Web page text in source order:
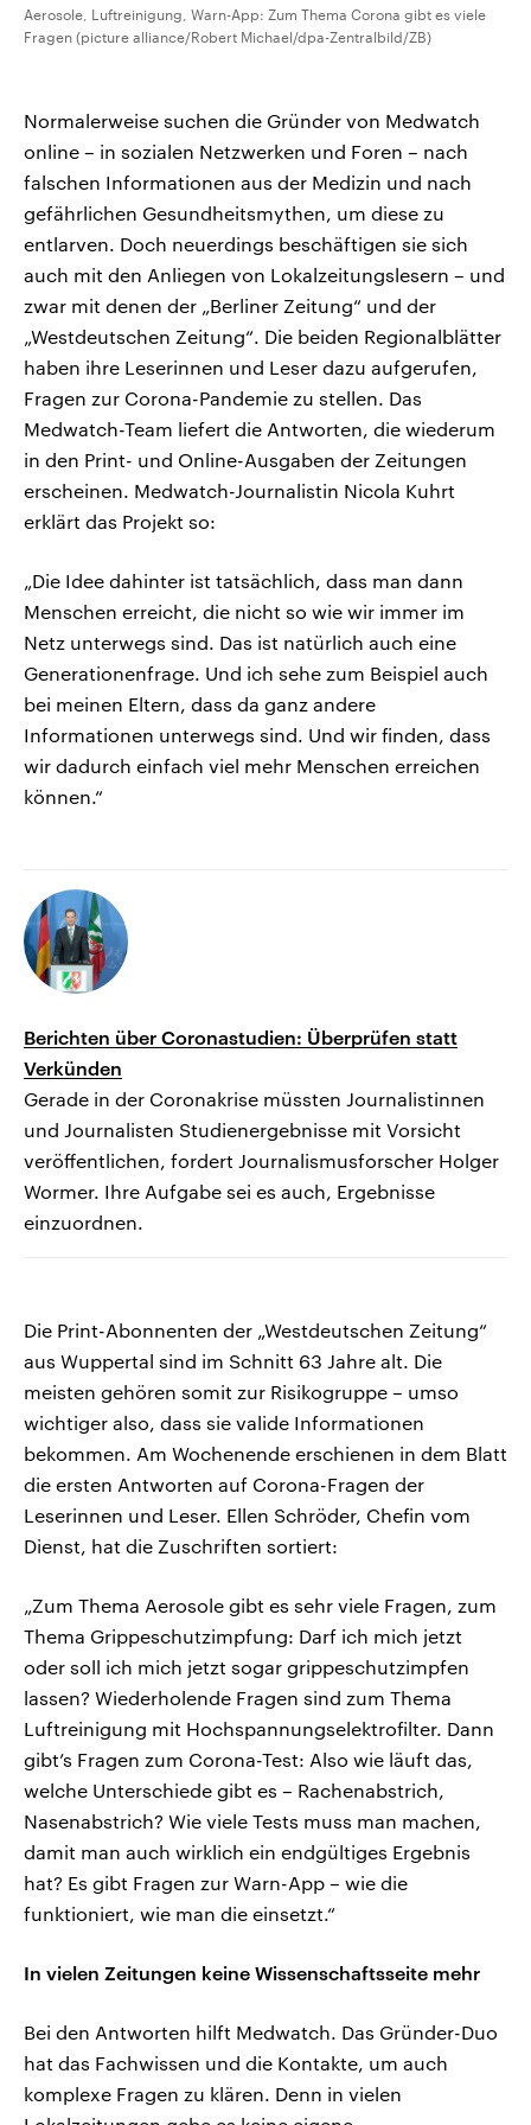
Aerosole, Luftreinigung, Warn-App: Zum Thema Corona gibt es viele
Fragen (picture alliance/Robert Michael/dpa-Zentralbild/ZB)
Normalerweise suchen die Gründer von Medwatch
online – in sozialen Netzwerken und Foren – nach
falschen Informationen aus der Medizin und nach
gefährlichen Gesundheitsmythen, um diese zu
entlarven. Doch neuerdings beschäftigen sie sich
auch mit den Anliegen von Lokalzeitungslesern – und
zwar mit denen der „Berliner Zeitung“ und der
„Westdeutschen Zeitung“. Die beiden Regionalblätter
haben ihre Leserinnen und Leser dazu aufgerufen,
Fragen zur Corona-Pandemie zu stellen. Das
Medwatch-Team liefert die Antworten, die wiederum
in den Print- und Online-Ausgaben der Zeitungen
erscheinen. Medwatch-Journalistin Nicola Kuhrt
erklärt das Projekt so:
„Die Idee dahinter ist tatsächlich, dass man dann
Menschen erreicht, die nicht so wie wir immer im
Netz unterwegs sind. Das ist natürlich auch eine
Generationenfrage. Und ich sehe zum Beispiel auch
bei meinen Eltern, dass da ganz andere
Informationen unterwegs sind. Und wir finden, dass
wir dadurch einfach viel mehr Menschen erreichen
können.“
Berichten über Coronastudien: Überprüfen statt
Verkünden
Gerade in der Coronakrise müssten Journalistinnen
und Journalisten Studienergebnisse mit Vorsicht
veröffentlichen, fordert Journalismusforscher Holger
Wormer. Ihre Aufgabe sei es auch, Ergebnisse
einzuordnen.
Die Print-Abonnenten der „Westdeutschen Zeitung“
aus Wuppertal sind im Schnitt 63 Jahre alt. Die
meisten gehören somit zur Risikogruppe – umso
wichtiger also, dass sie valide Informationen
bekommen. Am Wochenende erschienen in dem Blatt
die ersten Antworten auf Corona-Fragen der
Leserinnen und Leser. Ellen Schröder, Chefin vom
Dienst, hat die Zuschriften sortiert:
„Zum Thema Aerosole gibt es sehr viele Fragen, zum
Thema Grippeschutzimpfung: Darf ich mich jetzt
oder soll ich mich jetzt sogar grippeschutzimpfen
lassen? Wiederholende Fragen sind zum Thema
Luftreinigung mit Hochspannungselektrofilter. Dann
gibt’s Fragen zum Corona-Test: Also wie läuft das,
welche Unterschiede gibt es – Rachenabstrich,
Nasenabstrich? Wie viele Tests muss man machen,
damit man auch wirklich ein endgültiges Ergebnis
hat? Es gibt Fragen zur Warn-App – wie die
funktioniert, wie man die einsetzt.“
In vielen Zeitungen keine Wissenschaftsseite mehr
Bei den Antworten hilft Medwatch. Das Gründer-Duo
hat das Fachwissen und die Kontakte, um auch
komplexe Fragen zu klären. Denn in vielen